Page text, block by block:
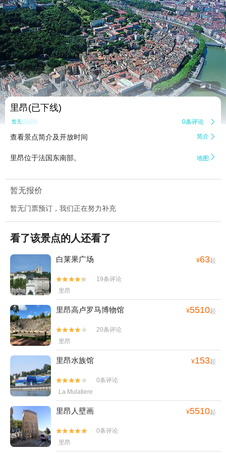
 1
里昂(已下线)
暂无点评 0条评论 
查看景点简介及开放时间 简介 
里昂位于法国东南部。 地图 
暂无报价
暂无门票预订，我们正在努力补充
看了该景点的人还看了
白莱果广场 ¥63起


19条评论
里昂
里昂高卢罗马博物馆 ¥5510起


20条评论
里昂
里昂水族馆 ¥153起


0条评论
La Mulatiere
里昂人壁画 ¥5510起


0条评论
里昂
